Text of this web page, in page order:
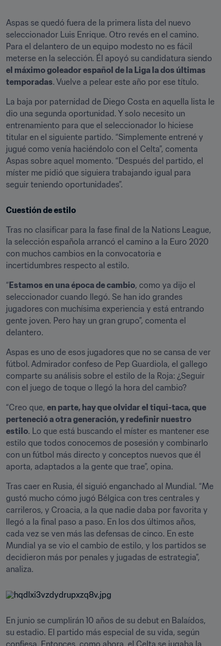
Aspas se quedó fuera de la primera lista del nuevo
seleccionador Luis Enrique. Otro revés en el camino.
Para el delantero de un equipo modesto no es fácil
el máximo goleador español de la Liga la dos últimas
temporadas. Vuelve a pelear este año por ese título.
La baja por paternidad de Diego Costa en aquella lista le
dio una segunda oportunidad. Y solo necesito un
entrenamiento para que el seleccionador lo hiciese
titular en el siguiente partido. “Simplemente entrené y
jugué como venía haciéndolo con el Celta”, comenta
Aspas sobre aquel momento. “Después del partido, el
míster me pidió que siguiera trabajando igual para
seguir teniendo oportunidades”.
Cuestión de estilo
Tras no clasificar para la fase final de la Nations League,
la selección española arrancó el camino a la Euro 2020
con muchos cambios en la convocatoria e
incertidumbres respecto al estilo.
“Estamos en una época de cambio, como ya dijo el
seleccionador cuando llegó. Se han ido grandes
jugadores con muchísima experiencia y está entrando
gente joven. Pero hay un gran grupo”, comenta el
delantero.
Aspas es uno de esos jugadores que no se cansa de ver
fútbol. Admirador confeso de Pep Guardiola, el gallego
comparte su análisis sobre el estilo de la Roja: ¿Seguir
con el juego de toque o llegó la hora del cambio?
“Creo que, en parte, hay que olvidar el tiqui-taca, que
perteneció a otra generación, y redefinir nuestro
estilo. Lo que está buscando el míster es mantener ese
estilo que todos conocemos de posesión y combinarlo
con un fútbol más directo y conceptos nuevos que él
aporta, adaptados a la gente que trae”, opina.
Tras caer en Rusia, él siguió enganchado al Mundial. “Me
gustó mucho cómo jugó Bélgica con tres centrales y
carrileros, y Croacia, a la que nadie daba por favorita y
llegó a la final paso a paso. En los dos últimos años,
cada vez se ven más las defensas de cinco. En este
Mundial ya se vio el cambio de estilo, y los partidos se
decidieron más por penales y jugadas de estrategia”,
analiza.
En junio se cumplirán 10 años de su debut en Balaídos,
su estadio. El partido más especial de su vida, según
confiesa. Entonces, como ahora, el Celta se jugaba la